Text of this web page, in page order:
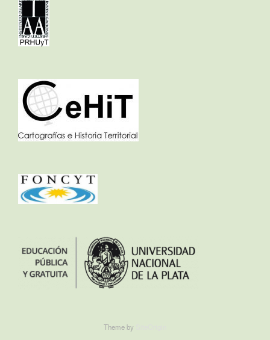
Theme by